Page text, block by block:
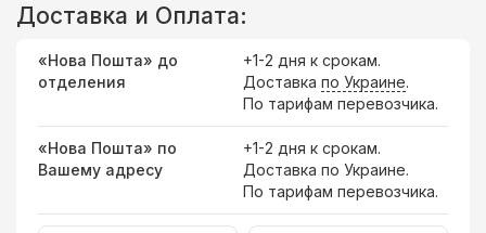
Доставка и Оплата:
«Нова Пошта» до
отделения
+1-2 дня к срокам.
Доставка по Украине.
По тарифам перевозчика.
«Нова Пошта» по
Вашему адресу
+1-2 дня к срокам.
Доставка по Украине.
По тарифам перевозчика.